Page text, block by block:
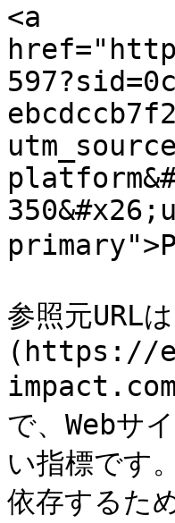
<a
参照元URL
(https://
impact.com
で、Webサ
い指標です
依存するた